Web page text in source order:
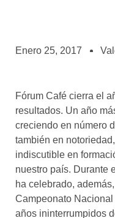
asociados
el café siempre tiene
algo nuevo que
enseñarnos
BOLSA DE
¡te imaginas vivir de tu pasión
por el café?
CONTACTO
¡queremos saber
Enero 25, 2017
Fórum Café cierra el
resultados. Un año
creciendo en número
también en
indiscutible en
nuestro país. Durante
ha celebrado,
Campeonato
años ininterrumpidos